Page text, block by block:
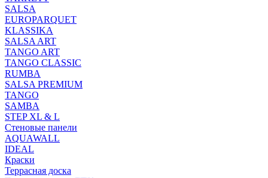
SALSA
EUROPARQUET
KLASSIKA
SALSA ART
TANGO ART
TANGO CLASSIC
RUMBA
SALSA PREMIUM
TANGO
SAMBA
STEP XL & L
Стеновые панели
AQUAWALL
IDEAL
Краски
Террасная доска